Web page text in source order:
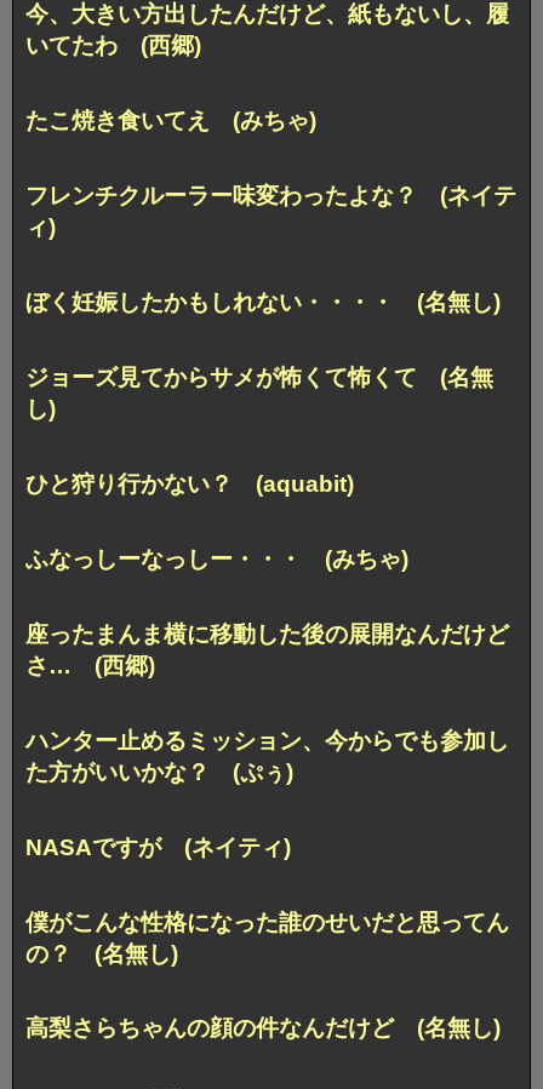
今、大きい方出したんだけど、 紙もないし、履
いてたわ (西郷)
たこ焼き食いてえ (みちゃ)
フレンチクルーラー味変わったよな？ (ネイテ
ィ)
ぼく妊娠したかもしれない・・・・ (名無し)
ジョーズ見てからサメが怖くて怖くて (名無
し)
ひと狩り行かない？ (aquabit)
ふなっしーなっしー・・・ (みちゃ)
座ったまんま横に移動した後の展開なんだけど
さ… (西郷)
ハンター止めるミッション、 今からでも参加し
た方がいいかな？ (ぷぅ)
NASAですが (ネイティ)
僕がこんな性格になった誰のせいだと思ってん
の？ (名無し)
高梨さらちゃんの顔の件なんだけど (名無し)